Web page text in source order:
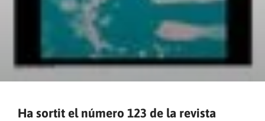
Ha sortit el número 123 de la revista